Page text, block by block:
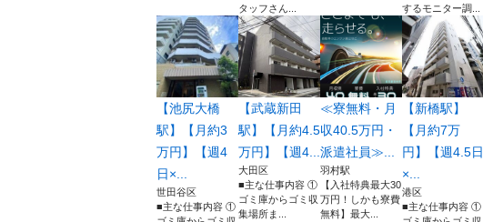
タッフさん...
するモニター調...
【池尻大橋
駅】【月約3
万円】【週4
日×...
世田谷区
■主な仕事内容 ①
【武蔵新田
駅】【月約4.5
万円】【週4...
大田区
■主な仕事内容 ①
ゴミ庫からゴミ収
集場所ま...
≪寮無料・月
収40.5万円・
派遣社員≫...
羽村駅
【入社特典最大30
万円！しかも寮費
無料】最大...
【新橋駅】
【月約7万
円】【週4.5日
×...
港区
■主な仕事内容 ①